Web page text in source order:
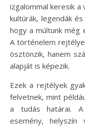
izgalommal keresik a
kultúrák, legendák
hogy a múltunk még
A történelem
ösztönzik, hanem
alapját is képezik.
Ezek a rejtélyek
felvetnek, mint
a tudás határai.
esemény, helyszín